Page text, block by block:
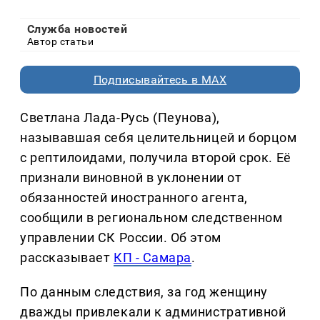
Служба новостей
Автор статьи
Подписывайтесь в MAX
Светлана Лада-Русь (Пеунова),
называвшая себя целительницей и борцом
с рептилоидами, получила второй срок. Её
признали виновной в уклонении от
обязанностей иностранного агента,
сообщили в региональном следственном
управлении СК России. Об этом
рассказывает КП - Самара.
По данным следствия, за год женщину
дважды привлекали к административной